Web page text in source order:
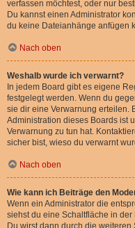
verfassen möchtest, oder nur
Du kannst einen Administrator
du keine Dateianhänge anfügen
Nach oben
Weshalb wurde ich verwarnt?
In jedem Board gibt es eigene
festgelegt werden. Wenn du
sie dir eine Verwarnung erteilen.
Administration dieses Boards ist
Verwarnung zu tun hat.
sicher bist, wieso du verwarnt
Nach oben
Wie kann ich Beiträge den
Wenn ein Administrator die
siehst du eine Schaltfläche in
Du wirst dann durch die weiteren